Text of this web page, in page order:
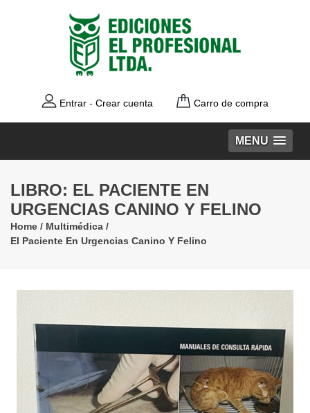
Entrar - Crear cuenta Carro de compra
MENU
LIBRO: EL PACIENTE EN
URGENCIAS CANINO Y FELINO
Home / Multimédica /
El Paciente En Urgencias Canino Y Felino